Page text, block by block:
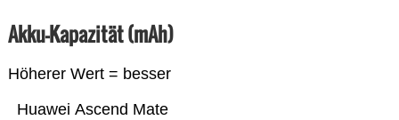
Akku-Kapazität (mAh)
Höherer Wert = besser
Huawei Ascend Mate